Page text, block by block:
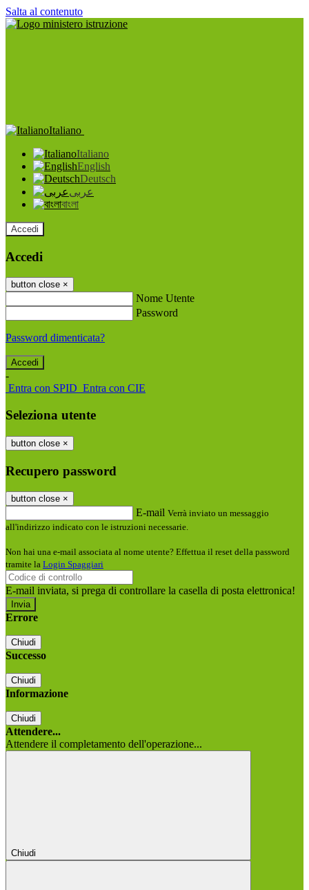
Salta al contenuto
Italiano
Italiano
English
Deutsch
عربى
বাংলা
Accedi
Accedi
button close ×
Nome Utente
Password
Password dimenticata?
-
Entra con SPID Entra con CIE
Seleziona utente
button close ×
Recupero password
button close ×
E-mail Verrà inviato un messaggio
all'indirizzo indicato con le istruzioni necessarie.
Non hai una e-mail associata al nome utente? Effettua il reset della password
tramite la Login Spaggiari
E-mail inviata, si prega di controllare la casella di posta elettronica!
Errore
Chiudi
Successo
Chiudi
Informazione
Chiudi
Attendere...
Attendere il completamento dell'operazione...
Chiudi